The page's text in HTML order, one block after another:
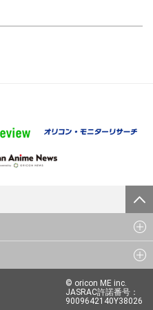
© oricon ME inc.
JASRAC許諾番号：
9009642140Y38026